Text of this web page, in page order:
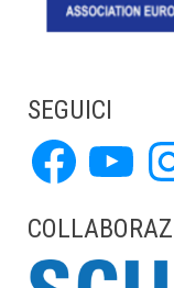
SEGUICI
FacebookYouTube